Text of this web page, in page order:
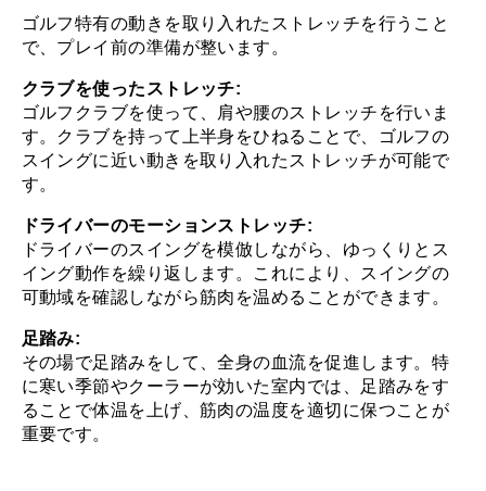
ゴルフ特有の動きを取り入れたストレッチを行うこと
で、プレイ前の準備が整います。
クラブを使ったストレッチ:
ゴルフクラブを使って、肩や腰のストレッチを行いま
す。クラブを持って上半身をひねることで、ゴルフの
スイングに近い動きを取り入れたストレッチが可能で
す。
ドライバーのモーションストレッチ:
ドライバーのスイングを模倣しながら、ゆっくりとス
イング動作を繰り返します。これにより、スイングの
可動域を確認しながら筋肉を温めることができます。
足踏み:
その場で足踏みをして、全身の血流を促進します。特
に寒い季節やクーラーが効いた室内では、足踏みをす
ることで体温を上げ、筋肉の温度を適切に保つことが
重要です。